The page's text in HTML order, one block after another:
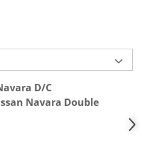
D/C
Navara Double